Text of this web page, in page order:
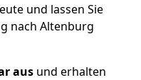
und lassen Sie
nach Altenburg
aus und erhalten